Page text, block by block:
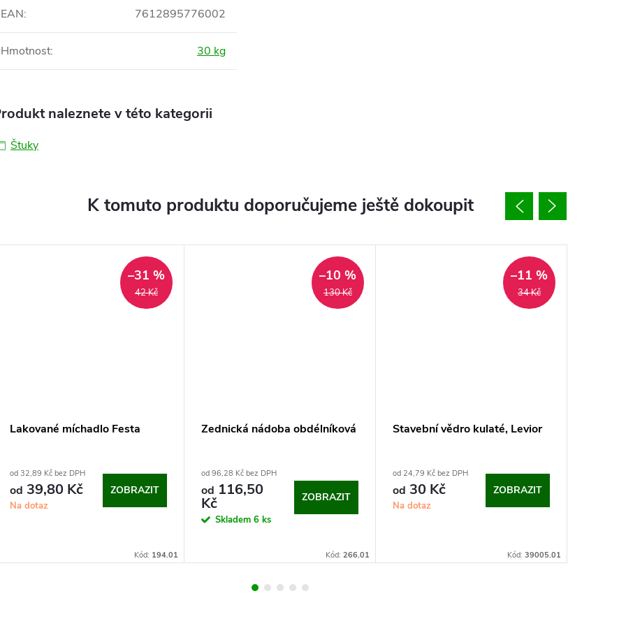
EAN: 7612895776002
Hmotnost: 30 kg
naleznete v této kategorii
Štuky
K tomuto produktu doporučujeme ještě dokoupit
42 Kč
–31 %
Lakované míchadlo Festa
od 32,89 Kč bez DPH
od 39,80 Kč
Na dotaz
ZOBRAZIT
Kód: 194.01
130 Kč
–10 %
Zednická nádoba obdélníková
od 96,28 Kč bez DPH
od 116,50
Kč
Skladem 6 ks
ZOBRAZIT
Kód: 266.01
34 Kč
–11 %
Stavební vědro kulaté, Levior
od 24,79 Kč bez DPH
od 30 Kč
Na dotaz
ZOBRAZIT
Kód: 39005.01